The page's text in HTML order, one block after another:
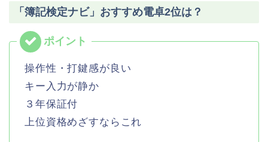
「簿記検定ナビ」おすすめ電卓2位は？
操作性・打鍵感が良い
キー入力が静か
３年保証付
上位資格めざすならこれ